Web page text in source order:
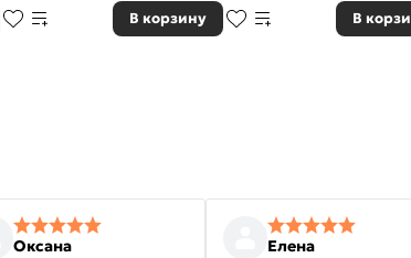
В корзину В
Оксана Елена